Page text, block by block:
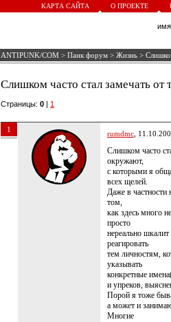
КАРТА САЙТА О ПРОЕКТЕ
ANTIPUNK/COM > Панк форум > Жизнь >
Слишком часто стал замечать от
Страницы: 0 | 1
1 rumdmc ,
Слишком часто
окружают,
с которыми я
всех щелей.
Даже в частности
том,
как здесь много
просто
нереально
реагировать
тем личностям,
указывать
конкретные
и упреков,
Порой я тоже
а может и
Многие